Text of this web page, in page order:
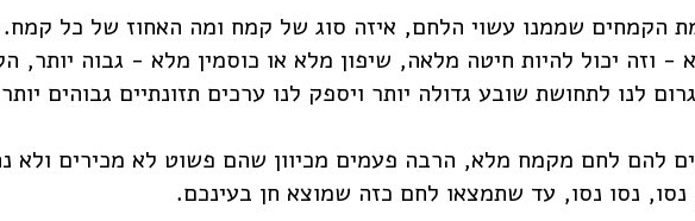
הקמחים שממנו עשוי הלחם, איזה סוג של קמח ומה האחוז של כל קמח.
יכול להיות חיטה מלאה, שיפון מלא או כוסמין מלא - גבוה יותר,
לנו לתחושת שובע גדולה יותר ויספק לנו ערכים תזונתיים גבוהים
להם לחם מקמח מלא, הרבה פעמים מכיוון שהם פשוט לא מכירים ולא
נסו נסו, עד שתמצאו לחם כזה שמוצא חן בעינכם.